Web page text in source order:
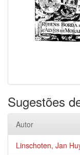
Sugestões
Autor
Linschoten, Jan